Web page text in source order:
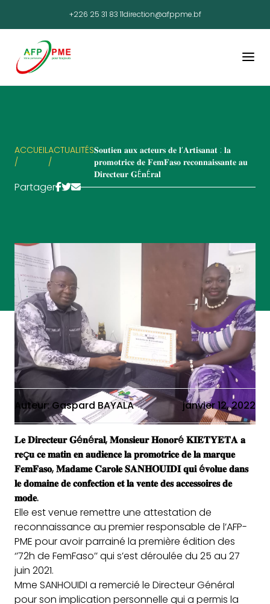
+226 25 31 83 11direction@afppme.bf
ACCUEIL
/
ACTUALITÉS
/
𝐒𝐨𝐮𝐭𝐢𝐞𝐧 𝐚𝐮𝐱 𝐚𝐜𝐭𝐞𝐮𝐫𝐬 𝐝𝐞 𝐥’𝐀𝐫𝐭𝐢𝐬𝐚𝐧𝐚𝐭 : 𝐥𝐚
𝐩𝐫𝐨𝐦𝐨𝐭𝐫𝐢𝐜𝐞 𝐝𝐞 𝐅𝐞𝐦𝐅𝐚𝐬𝐨 𝐫𝐞𝐜𝐨𝐧𝐧𝐚𝐢𝐬𝐬𝐚𝐧𝐭𝐞 𝐚𝐮
𝐃𝐢𝐫𝐞𝐜𝐭𝐞𝐮𝐫 𝐆É𝐧É𝐫𝐚𝐥
Partager
Auteur: Gaspard BAYALA janvier 12, 2022
𝐋𝐞 𝐃𝐢𝐫𝐞𝐜𝐭𝐞𝐮𝐫 𝐆é𝐧é𝐫𝐚𝐥, 𝐌𝐨𝐧𝐬𝐢𝐞𝐮𝐫 𝐇𝐨𝐧𝐨𝐫é 𝐊𝐈𝐄𝐓𝐘𝐄𝐓𝐀 𝐚
𝐫𝐞ç𝐮 𝐜𝐞 𝐦𝐚𝐭𝐢𝐧 𝐞𝐧 𝐚𝐮𝐝𝐢𝐞𝐧𝐜𝐞 𝐥𝐚 𝐩𝐫𝐨𝐦𝐨𝐭𝐫𝐢𝐜𝐞 𝐝𝐞 𝐥𝐚 𝐦𝐚𝐫𝐪𝐮𝐞
𝐅𝐞𝐦𝐅𝐚𝐬𝐨, 𝐌𝐚𝐝𝐚𝐦𝐞 𝐂𝐚𝐫𝐨𝐥𝐞 𝐒𝐀𝐍𝐇𝐎𝐔𝐈𝐃𝐈 𝐪𝐮𝐢 é𝐯𝐨𝐥𝐮𝐞 𝐝𝐚𝐧𝐬
𝐥𝐞 𝐝𝐨𝐦𝐚𝐢𝐧𝐞 𝐝𝐞 𝐜𝐨𝐧𝐟𝐞𝐜𝐭𝐢𝐨𝐧 𝐞𝐭 𝐥𝐚 𝐯𝐞𝐧𝐭𝐞 𝐝𝐞𝐬 𝐚𝐜𝐜𝐞𝐬𝐬𝐨𝐢𝐫𝐞𝐬 𝐝𝐞
𝐦𝐨𝐝𝐞.
Elle est venue remettre une attestation de
reconnaissance au premier responsable de l’AFP-
PME pour avoir parrainé la première édition des
‘’72h de FemFaso’’ qui s’est déroulée du 25 au 27
juin 2021.
Mme SANHOUIDI a remercié le Directeur Général
pour son implication personnelle qui a permis la